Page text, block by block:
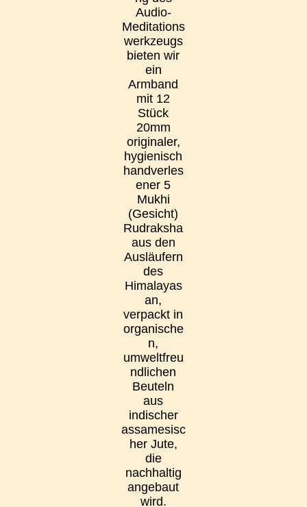
Audio-
Meditations
werkzeugs
bieten wir
ein
Armband
mit 12
Stück
20mm
originaler,
hygienisch
handverles
ener 5
Mukhi
(Gesicht)
Rudraksha
aus den
Ausläufern
des
Himalayas
an,
verpackt in
organische
n,
umweltfreu
ndlichen
Beuteln
aus
indischer
assamesisc
her Jute,
die
nachhaltig
angebaut
wird.